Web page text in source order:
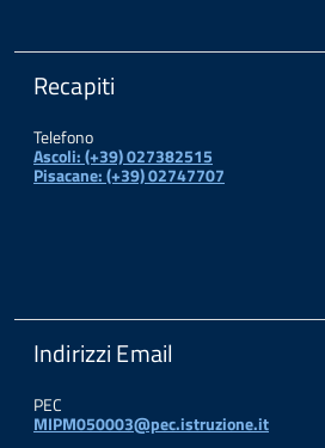
Recapiti
Telefono
Ascoli: (+39) 027382515
Pisacane: (+39) 02747707
Indirizzi Email
PEC
MIPM050003@pec.istruzione.it